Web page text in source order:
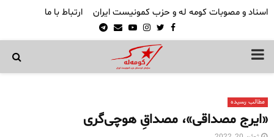
اسناد و مصوبات کومه له و حزب کمونیست ایران ارتباط با ما
Facebook
Twitter
Instagram
Youtube
Email
Telegram
PRIMARY
مطالب رسیده
«ایرج مصداقی»، مصداقِ هوچی‌گری